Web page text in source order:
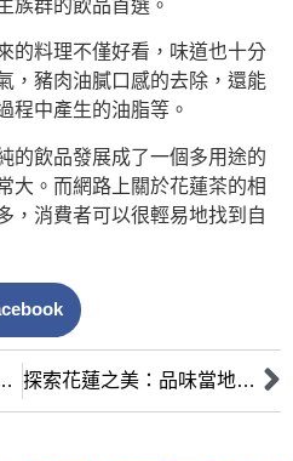
族群的飲品首選。
的料理不僅好看，味道也十分
，豬肉油膩口感的去除，還能
程中產生的油脂等。
的飲品發展成了一個多用途的
大。而網路上關於花蓮茶的相
，消費者可以很輕易地找到自
然與健康的美味選擇 探索花蓮之美：品味當地茶葉製作的精緻產品